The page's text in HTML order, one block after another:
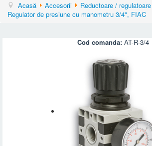
COMPRESOARE
Acasă Accesorii
Reductoare /
Regulator de presiune cu manometru 3/4", FIAC
Cod comanda: AT-R-3/4